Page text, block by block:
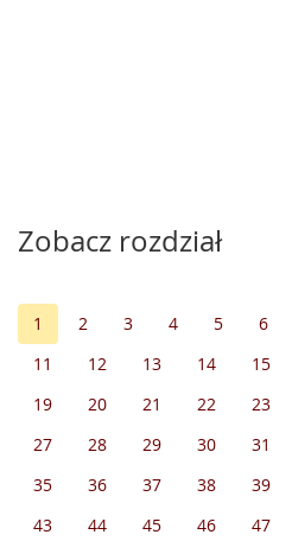
Zobacz rozdział
1 2 3 4 5 6
11
12 13 14 15
19
20 21 22 23
27
28 29 30 31
35
36 37 38 39
43
44 45 46 47